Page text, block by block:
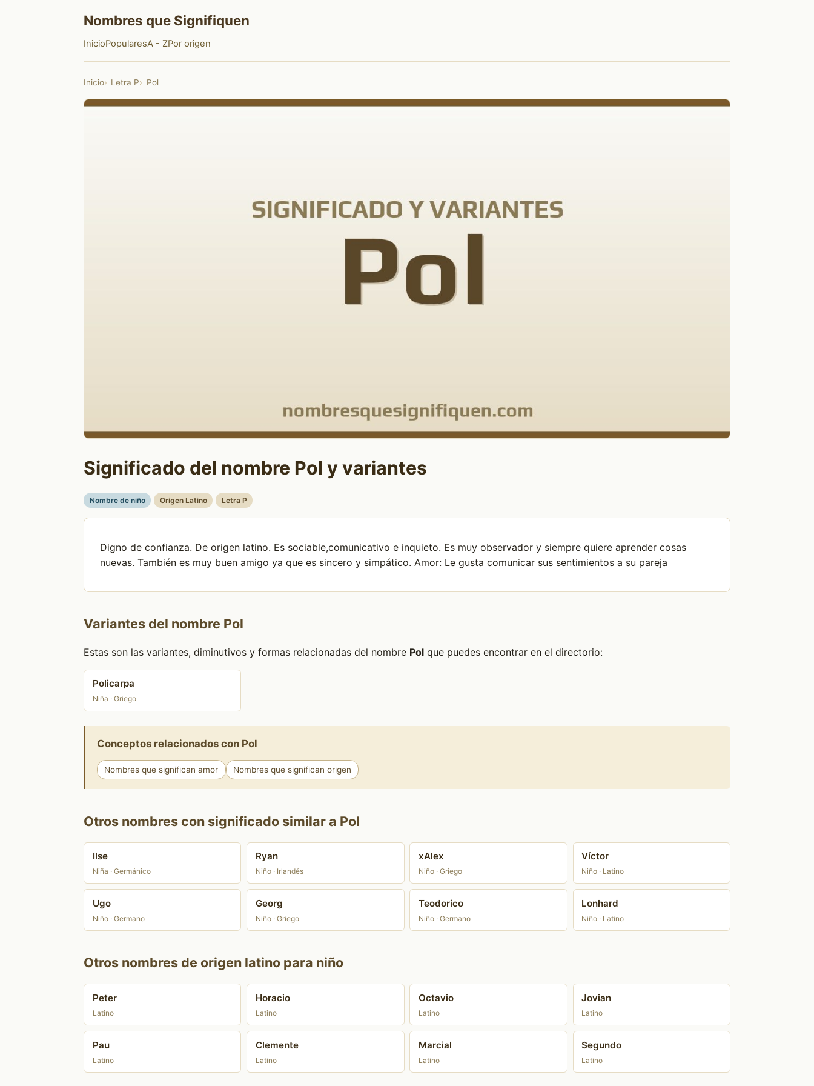
Nombres que Signifiquen
InicioPopularesA - ZPor origen
Inicio Letra P Pol
Significado del nombre Pol y variantes
Nombre de niño Origen Latino Letra P
Digno de confianza. De origen latino. Es sociable,comunicativo e inquieto. Es muy observador y siempre quiere aprender cosas
nuevas. También es muy buen amigo ya que es sincero y simpático. Amor: Le gusta comunicar sus sentimientos a su pareja
Variantes del nombre Pol
Estas son las variantes, diminutivos y formas relacionadas del nombre Pol que puedes encontrar en el directorio:
Policarpa
Niña · Griego
Conceptos relacionados con Pol
Nombres que significan amor Nombres que significan origen
Otros nombres con significado similar a Pol
Ilse
Niña · Germánico
Ryan
Niño · Irlandés
xAlex
Niño · Griego
Víctor
Niño · Latino
Ugo
Niño · Germano
Georg
Niño · Griego
Teodorico
Niño · Germano
Lonhard
Niño · Latino
Otros nombres de origen latino para niño
Peter
Latino
Horacio
Latino
Octavio
Latino
Jovian
Latino
Pau
Latino
Clemente
Latino
Marcial
Latino
Segundo
Latino